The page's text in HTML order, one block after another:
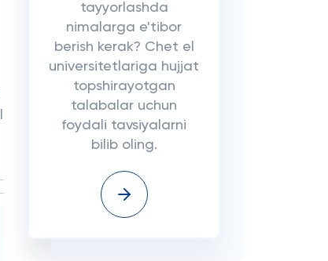
tayyorlashda
nimalarga e'tibor
berish kerak? Chet el
universitetlariga hujjat
topshirayotgan
talabalar uchun
foydali tavsiyalarni
bilib oling.